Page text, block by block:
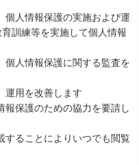
個人情報保護の実施および運
訓練等を実施して個人情報
個人情報保護に関する監査を
運用を改善します
報保護のための協力を要請し
することによりいつでも閲覧